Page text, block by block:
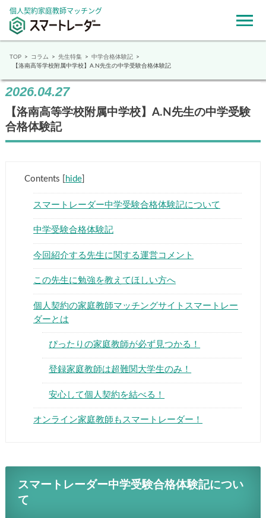
個人契約家庭教師マッチング
▶
TOP コラム 先生特集
中学合格体験記
【洛南高等学校附属中学校】A.N先生の中学受験合格体験記
2026.04.27
【洛南高等学校附属中学校】A.N先生の中学受験
合格体験記
Contents hide]
スマートレーダー中学受験合格体験記について
中学受験合格体験記
今回紹介する先生に関する運営コメント
この先生に勉強を教えてほしい方へ
個人契約の家庭教師マッチングサイトスマートレー
ダーとは
ぴったりの家庭教師が必ず見つかる！
登録家庭教師は超難関大学生のみ！
安心して個人契約を結べる！
オンライン家庭教師もスマートレーダー！
スマートレーダー中学受験合格体験記につい
て